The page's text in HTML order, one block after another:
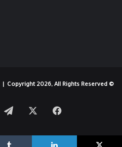
© Copyright 2026, All Rights Reserved |
فيسبوك